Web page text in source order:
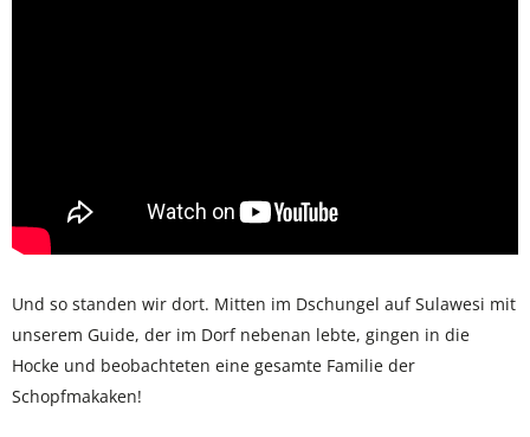
Und so standen wir dort. Mitten im Dschungel auf Sulawesi mit
unserem Guide, der im Dorf nebenan lebte, gingen in die
Hocke und beobachteten eine gesamte Familie der
Schopfmakaken!